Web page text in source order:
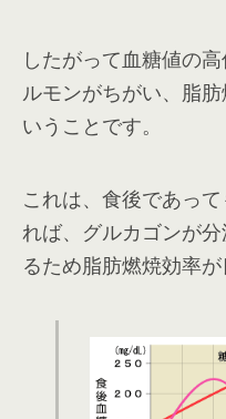
したがって血糖値の
ルモンがちがい、脂
いうことです。
これは、食後であっ
れば、グルカゴンが
るため脂肪燃焼効率が